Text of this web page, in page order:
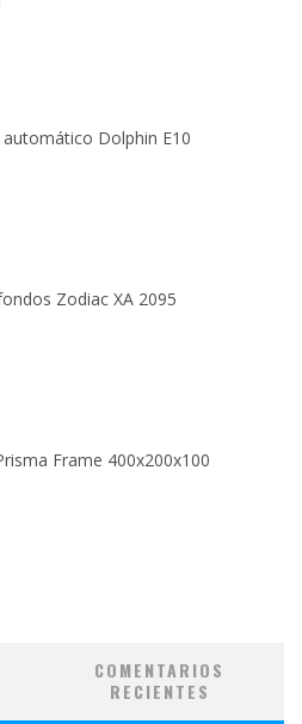
Dolphin E10
Zodiac XA 2095
Frame 400x200x100
COMENTARIOS
RECIENTES